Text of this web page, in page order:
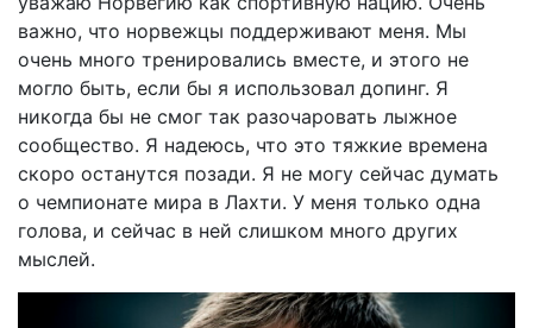
важно, что норвежцы поддерживают меня. Мы
очень много тренировались вместе, и этого не
могло быть, если бы я использовал допинг. Я
никогда бы не смог так разочаровать лыжное
сообщество. Я надеюсь, что это тяжкие времена
скоро останутся позади. Я не могу сейчас думать
о чемпионате мира в Лахти. У меня только одна
голова, и сейчас в ней слишком много других
мыслей.